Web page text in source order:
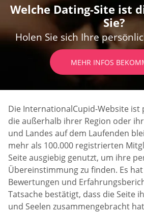
Welche Dating-Site ist
Sie?
Holen Sie sich Ihre
MEHR INFOS
Die InternationalCupid-Website ist
die außerhalb ihrer Region oder
und Landes auf dem Laufenden
mehr als 100.000 registrierten
Seite ausgiebig genutzt, um ihre
Übereinstimmung zu finden. Es
Bewertungen und
Tatsache bestätigt, dass die Seite
und Seelen zusammengebracht